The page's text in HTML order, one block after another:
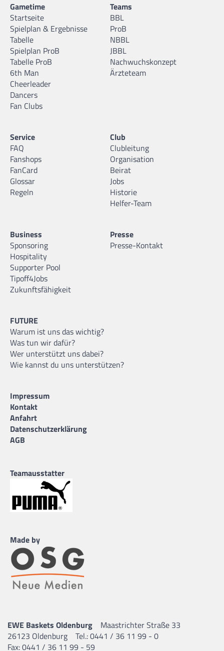
Gametime
Startseite
Spielplan & Ergebnisse
Tabelle
Spielplan ProB
Tabelle ProB
6th Man
Cheerleader
Dancers
Fan Clubs
Teams
BBL
ProB
NBBL
JBBL
Nachwuchskonzept
Ärzteteam
Service
FAQ
Fanshops
FanCard
Glossar
Regeln
Club
Clubleitung
Organisation
Beirat
Jobs
Historie
Helfer-Team
Business
Sponsoring
Hospitality
Supporter Pool
Tipoff4Jobs
Zukunftsfähigkeit
Presse
Presse-Kontakt
FUTURE
Warum ist uns das wichtig?
Was tun wir dafür?
Wer unterstützt uns dabei?
Wie kannst du uns unterstützen?
Impressum
Kontakt
Anfahrt
Datenschutzerklärung
AGB
Teamausstatter
Made by
EWE Baskets Oldenburg
Maastrichter Straße 33
26123 Oldenburg
Tel.: 0441 / 36 11 99 - 0
Fax: 0441 / 36 11 99 - 59